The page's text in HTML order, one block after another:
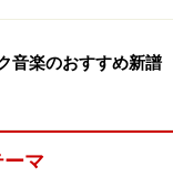
的に注目される
高さがありまし
ターボ・ドゥダ
塔となり、広く
音楽のおすすめ新譜
マ